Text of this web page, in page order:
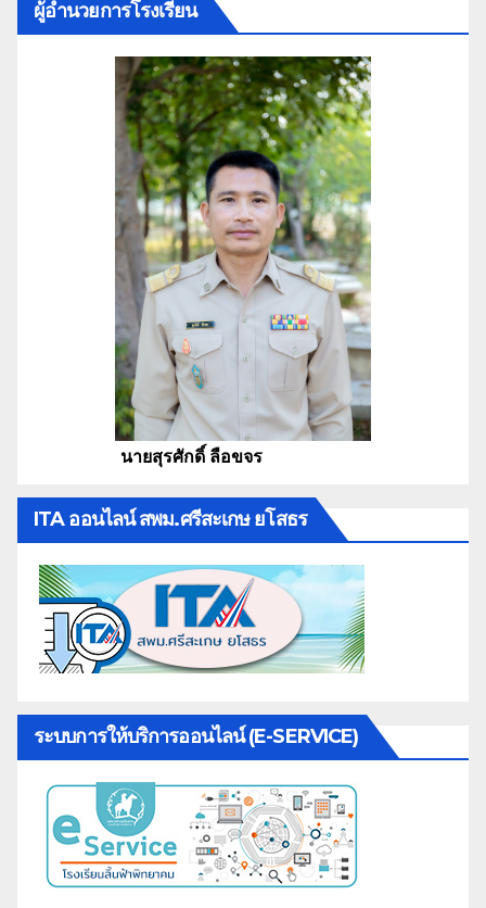
ผู้อำนวยการโรงเรียน
นายสุรศักดิ์ ลือขจร
ITA ออนไลน์ สพม.ศรีสะเกษ ยโสธร
ระบบการให้บริการออนไลน์ (E-SERVICE)